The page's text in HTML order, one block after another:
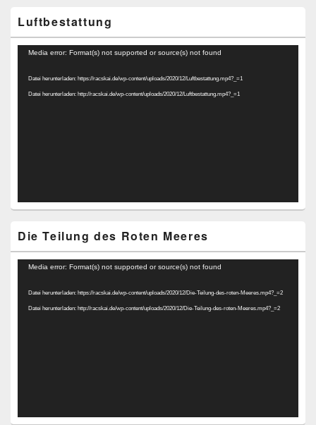
Luftbestattung
Video-
Media error: Format(s) not supported or source(s) not found
Datei herunterladen: https://racskai.de/wp-content/uploads/2020/12/Luftbestattung.mp4?_=1
Datei herunterladen: http://racskai.de/wp-content/uploads/2020/12/Luftbestattung.mp4?_=1
Die Teilung des Roten Meeres
Video-
Media error: Format(s) not supported or source(s) not found
Datei herunterladen: https://racskai.de/wp-content/uploads/2020/12/Die-Teilung-des-roten-Meeres.mp4?_=2
Datei herunterladen: http://racskai.de/wp-content/uploads/2020/12/Die-Teilung-des-roten-Meeres.mp4?_=2